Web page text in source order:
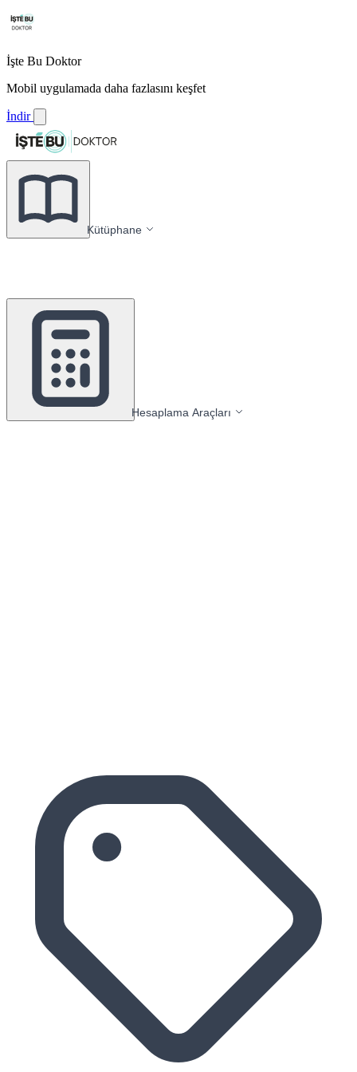
İşte Bu Doktor
Mobil uygulamada daha fazlasını keşfet
İndir
Kütüphane
Hesaplama Araçları